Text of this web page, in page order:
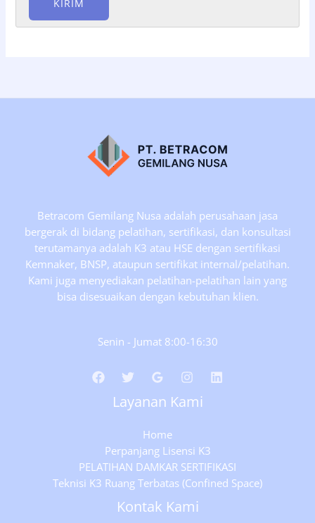
Betracom Gemilang Nusa adalah perusahaan jasa
bergerak di bidang pelatihan, sertifikasi, dan konsultasi
terutamanya adalah K3 atau HSE dengan sertifikasi
Kemnaker, BNSP, ataupun sertifikat internal/pelatihan.
Kami juga menyediakan pelatihan-pelatihan lain yang
bisa disesuaikan dengan kebutuhan klien.
Senin - Jumat 8:00-16:30
Layanan Kami
Home
Perpanjang Lisensi K3
PELATIHAN DAMKAR SERTIFIKASI
Teknisi K3 Ruang Terbatas (Confined Space)
Kontak Kami